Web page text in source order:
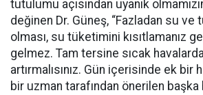
tutulumu açısından uyanık
değinen Dr. Güneş, “Fazladan su
olması, su tüketimini kısıtlamanız
gelmez. Tam tersine sıcak
artırmalısınız. Gün içerisinde ek bir
bir uzman tarafından önerilen